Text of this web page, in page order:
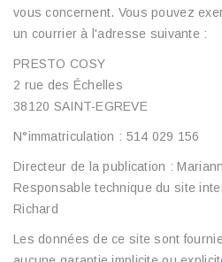
vous concernent. Vous pouvez
un courrier à l'adresse suivante :
PRESTO COSY
2 rue des Échelles
38120 SAINT-EGREVE
N°immatriculation : 514 029 156
Directeur de la publication :
Responsable technique du site
Richard
Les données de ce site sont